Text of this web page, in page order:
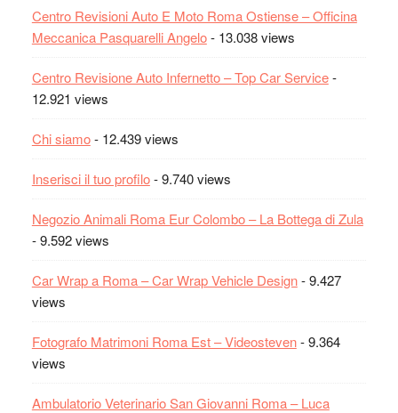
Centro Revisioni Auto E Moto Roma Ostiense – Officina
Meccanica Pasquarelli Angelo- 13.038 views
Centro Revisione Auto Infernetto – Top Car Service-
12.921 views
Chi siamo- 12.439 views
Inserisci il tuo profilo- 9.740 views
Negozio Animali Roma Eur Colombo – La Bottega di Zula
- 9.592 views
Car Wrap a Roma – Car Wrap Vehicle Design- 9.427
views
Fotografo Matrimoni Roma Est – Videosteven- 9.364
views
Ambulatorio Veterinario San Giovanni Roma – Luca